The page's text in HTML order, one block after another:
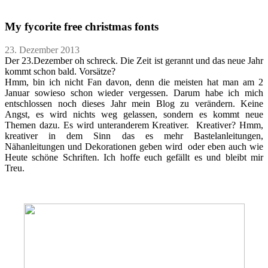
My fycorite free christmas fonts
23. Dezember 2013
Der 23.Dezember oh schreck. Die Zeit ist gerannt und das neue Jahr
kommt schon bald. Vorsätze?
Hmm, bin ich nicht Fan davon, denn die meisten hat man am 2
Januar sowieso schon wieder vergessen. Darum habe ich mich
entschlossen noch dieses Jahr mein Blog zu verändern. Keine
Angst, es wird nichts weg gelassen, sondern es kommt neue
Themen dazu. Es wird unteranderem Kreativer. Kreativer? Hmm,
kreativer in dem Sinn das es mehr Bastelanleitungen,
Nähanleitungen und Dekorationen geben wird oder eben auch wie
Heute schöne Schriften. Ich hoffe euch gefällt es und bleibt mir
Treu.